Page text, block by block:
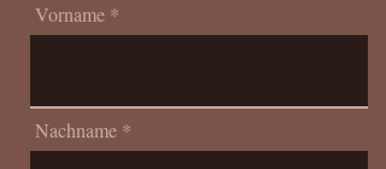
Vorname
Nachname